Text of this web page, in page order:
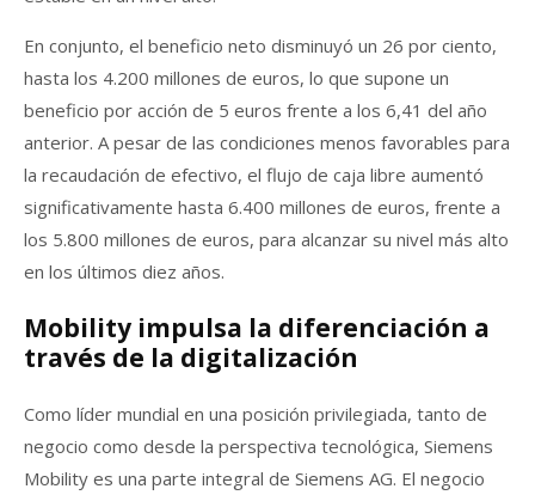
En conjunto, el beneficio neto disminuyó un 26 por ciento,
hasta los 4.200 millones de euros, lo que supone un
beneficio por acción de 5 euros frente a los 6,41 del año
anterior. A pesar de las condiciones menos favorables para
la recaudación de efectivo, el flujo de caja libre aumentó
significativamente hasta 6.400 millones de euros, frente a
los 5.800 millones de euros, para alcanzar su nivel más alto
en los últimos diez años.
Mobility impulsa la diferenciación a
través de la digitalización
Como líder mundial en una posición privilegiada, tanto de
negocio como desde la perspectiva tecnológica, Siemens
Mobility es una parte integral de Siemens AG. El negocio